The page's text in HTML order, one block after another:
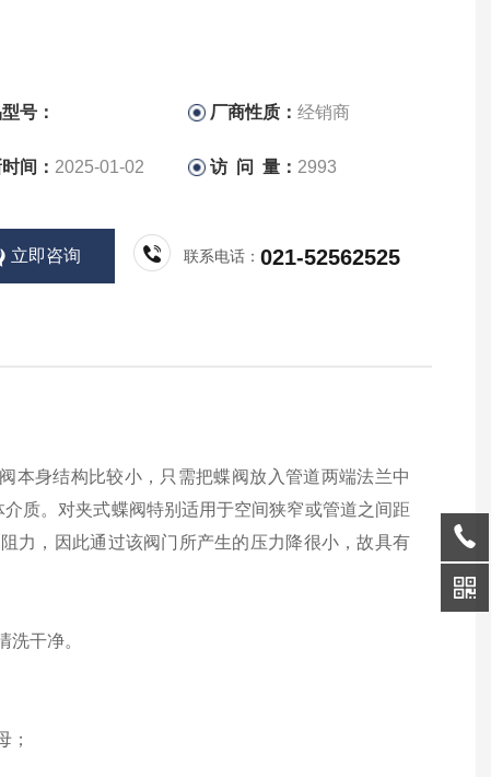
号： 厂商性质：经销商
间： 2025-01-02 访 问 量： 2993
立即咨询 联系电话：021-52562525
本身结构比较小，只需把蝶阀放入管道两端法兰中
质。对夹式蝶阀特别适用于空间狭窄或管道之间距
力，因此通过该阀门所产生的压力降很小，故具有
干净。
；